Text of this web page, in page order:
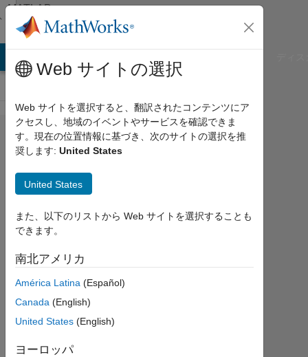
コンテンツへスキップ
MATLAB
Answers
Function for
visualisation
of raw data -
Ovarian
cancer
Cutie
4 月
29
2
答
Web サイトの選択
Web サイトを選択すると、翻訳されたコンテンツにア
クセスし、地域のイベントやサービスを確認できま
す。現在の位置情報に基づき、次のサイトの選択を推
奨します: United States
United States
また、以下のリストから Web サイトを選択することも
できます。
南北アメリカ
América Latina (Español)
Canada (English)
United States (English)
ヨーロッパ